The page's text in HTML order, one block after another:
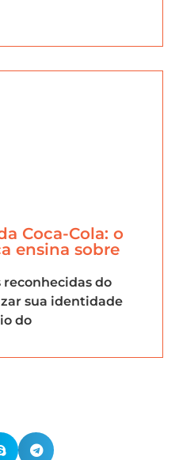
Coca-Cola: o
ensina sobre
reconhecidas do
sua identidade
do